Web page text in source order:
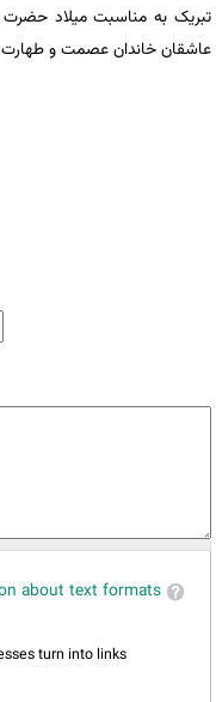
تبریک به مناسبت میلاد حضرت
عاشقان خاندان عصمت و طهارت
about text formats
turn into links